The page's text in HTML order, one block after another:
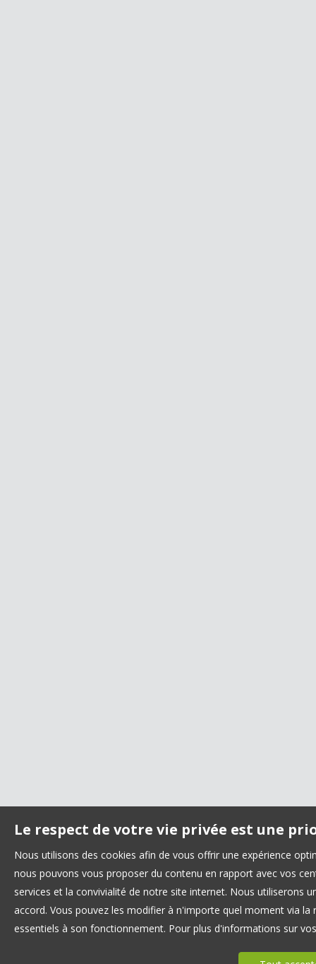
Le respect de votre vie privée est une
Nous utilisons des cookies afin de vous offrir une expérience
nous pouvons vous proposer du contenu en rapport avec vos
services et la convivialité de notre site internet. Nous utiliserons
accord. Vous pouvez les modifier à n'importe quel moment via
essentiels à son fonctionnement. Pour plus d'informations sur